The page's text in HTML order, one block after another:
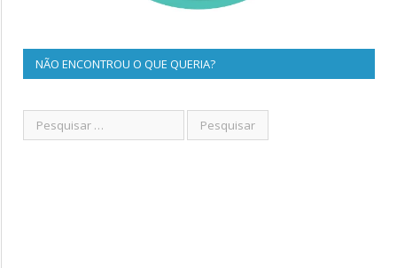
NÃO ENCONTROU O QUE QUERIA?